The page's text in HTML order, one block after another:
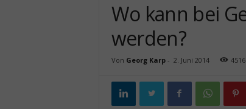
Wo kann bei
werden?
Von Georg Karp- 2. Juni 2014 4516